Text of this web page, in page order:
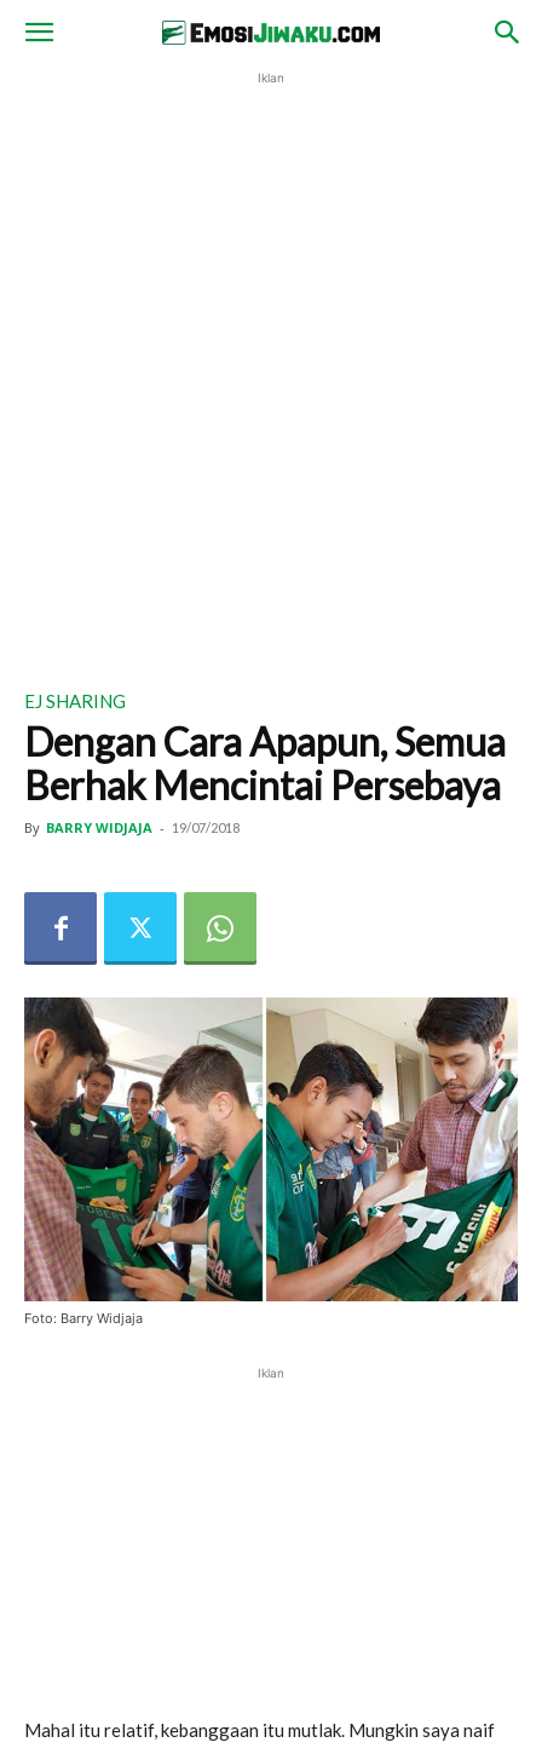
Iklan
EJ SHARING
Dengan Cara Apapun, Semua
Berhak Mencintai Persebaya
By BARRY WIDJAJA - 19/07/2018
Foto: Barry Widjaja
Iklan
Mahal itu relatif, kebanggaan itu mutlak. Mungkin saya naif